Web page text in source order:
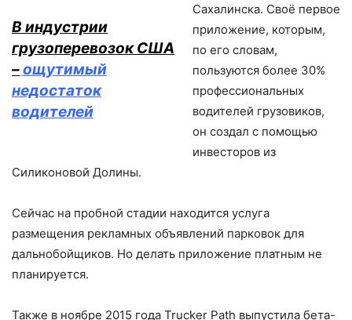
В индустрии
грузоперевозок США
–ощутимый
недостаток
водителей
Сахалинска. Своё первое
приложение, которым,
по его словам,
пользуются более 30%
профессиональных
водителей грузовиков,
он создал с помощью
инвесторов из
Силиконовой Долины.
Сейчас на пробной стадии находится услуга
размещения рекламных объявлений парковок для
дальнобойщиков. Но делать приложение платным не
планируется.
Также в ноябре 2015 года Trucker Path выпустила бета-